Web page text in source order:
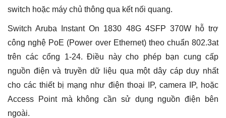
switch hoặc máy chủ thông qua kết nối quang.
Switch Aruba Instant On 1830 48G 4SFP 370W hỗ trợ
công nghệ PoE (Power over Ethernet) theo chuẩn 802.3at
trên các cổng 1-24. Điều này cho phép bạn cung cấp
nguồn điện và truyền dữ liệu qua một dây cáp duy nhất
cho các thiết bị mạng như điện thoại IP, camera IP, hoặc
Access Point mà không cần sử dụng nguồn điện bên
ngoài.